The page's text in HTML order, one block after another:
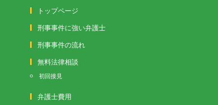
トップページ
刑事事件に強い弁護士
刑事事件の流れ
無料法律相談
初回接見
弁護士費用